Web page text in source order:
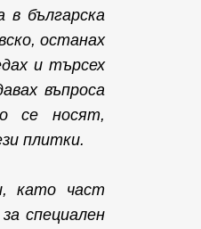
в българска
останах
и търсех
въпроса
се носят,
плитки.
като част
специален